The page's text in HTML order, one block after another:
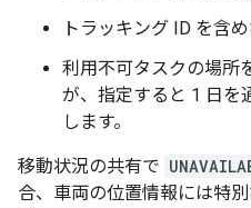
トラッキング ID を含
利用不可タスクの場所
が、指定すると 1 日を
します。
移動状況の共有で
合、車両の位置情報には特